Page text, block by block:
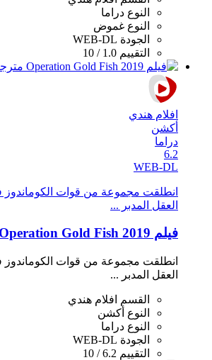
النوع دراما
النوع غموض
الجودة WEB-DL
التقييم 1.0 / 10
افلام هندي
أكشن
دراما
6.2
WEB-DL
انطلقت مجموعة من قوات الكوماندوز
العقل المدبر ...
فيلم Operation Gold Fish 2019 مترجم HD
انطلقت مجموعة من قوات الكوماندوز
العقل المدبر ...
القسم
افلام هندي
النوع أكشن
النوع دراما
الجودة WEB-DL
التقييم 6.2 / 10